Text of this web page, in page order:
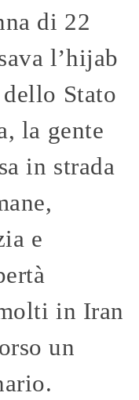
di 22
l’hijab
Stato
la gente
in strada
e
in Iran
un